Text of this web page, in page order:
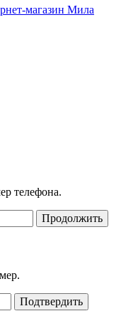
магазин Мила
телефона.
Продолжить
Подтвердить